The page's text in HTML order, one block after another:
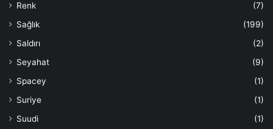
Renk
(7)
Sağlık
(199)
Saldırı
(2)
Seyahat
(9)
Spacey
(1)
Suriye
(1)
Suudi
(1)